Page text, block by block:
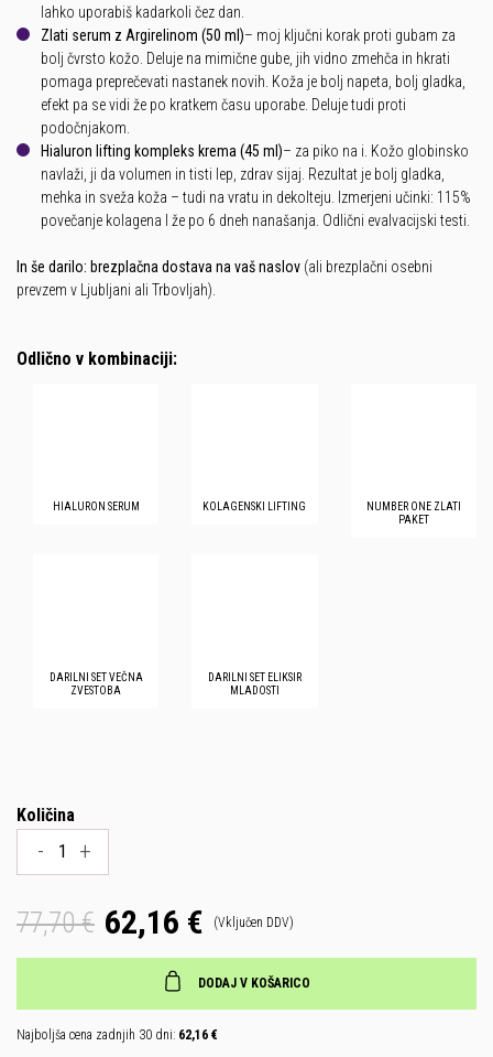
lahko uporabiš kadarkoli čez dan.
Zlati serum z Argirelinom (50 ml)– moj ključni korak proti gubam za
bolj čvrsto kožo. Deluje na mimične gube, jih vidno zmehča in hkrati
pomaga preprečevati nastanek novih. Koža je bolj napeta, bolj gladka,
efekt pa se vidi že po kratkem času uporabe. Deluje tudi proti
podočnjakom.
Hialuron lifting kompleks krema (45 ml)– za piko na i. Kožo globinsko
navlaži, ji da volumen in tisti lep, zdrav sijaj. Rezultat je bolj gladka,
mehka in sveža koža – tudi na vratu in dekolteju. Izmerjeni učinki: 115%
povečanje kolagena I že po 6 dneh nanašanja. Odlični evalvacijski testi.
In še darilo: brezplačna dostava na vaš naslov (ali brezplačni osebni
prevzem v Ljubljani ali Trbovljah).
Odlično v kombinaciji:
HIALURON SERUM KOLAGENSKI LIFTING
NUMBER ONE ZLATI
PAKET
DARILNI SET VEČNA
ZVESTOBA
DARILNI SET ELIKSIR
MLADOSTI
Količina
- +
77,70 € 62,16 € (Vključen DDV)
DODAJ V KOŠARICO
Najboljša cena zadnjih 30 dni: 62,16 €